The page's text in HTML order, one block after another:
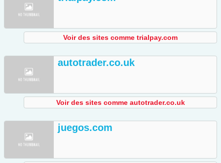
Voir des sites comme trialpay.com
autotrader.co.uk
Voir des sites comme autotrader.co.uk
juegos.com